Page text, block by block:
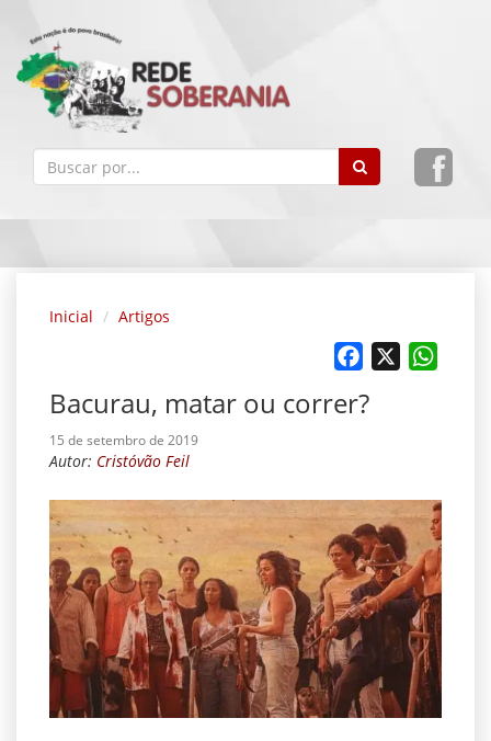
Inicial Artigos
Facebook
Bacurau, matar ou correr?
15 de setembro de 2019
Autor: Cristóvão Feil